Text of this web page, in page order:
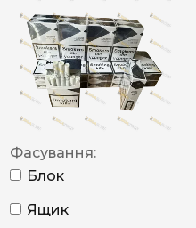
Фасування:
Блок
Ящик